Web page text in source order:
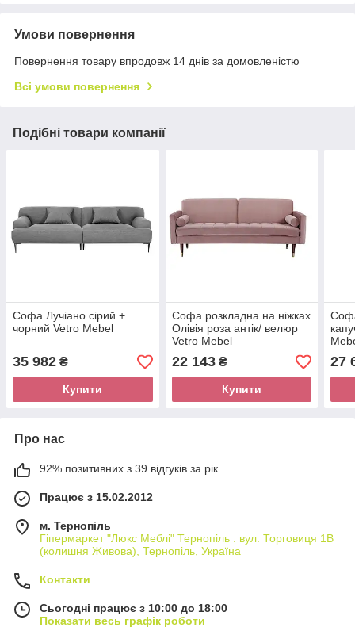
Умови повернення
Повернення товару впродовж 14 днів за домовленістю
Всі умови повернення
Подібні товари компанії
Софа Лучіано сірий +
чорний Vetro Mebel
35 982 ₴
Купити
Софа розкладна на ніжках
Олівія роза антік/ велюр
Vetro Mebel
22 143₴
Купити
27
Про нас
92% позитивних з 39 відгуків за рік
Працює з 15.02.2012
м. Тернопіль
Гіпермаркет "Люкс Меблі" Тернопіль : вул. Торговиця 1В
(колишня Живова), Тернопіль, Україна
Контакти
Сьогодні працює з 10:00 до 18:00
Показати весь графік роботи